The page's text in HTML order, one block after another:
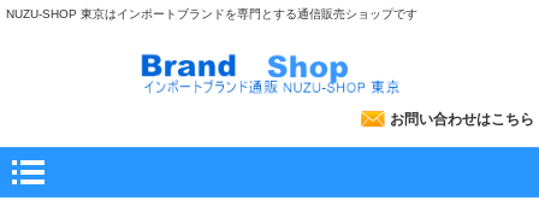
NUZU-SHOP 東京はインポートブランドを専門とする通信販売ショップです
お問い合わせはこちら